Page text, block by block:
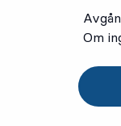
Om